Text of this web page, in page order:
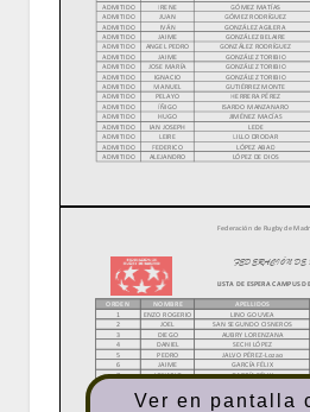
Ver en pantalla